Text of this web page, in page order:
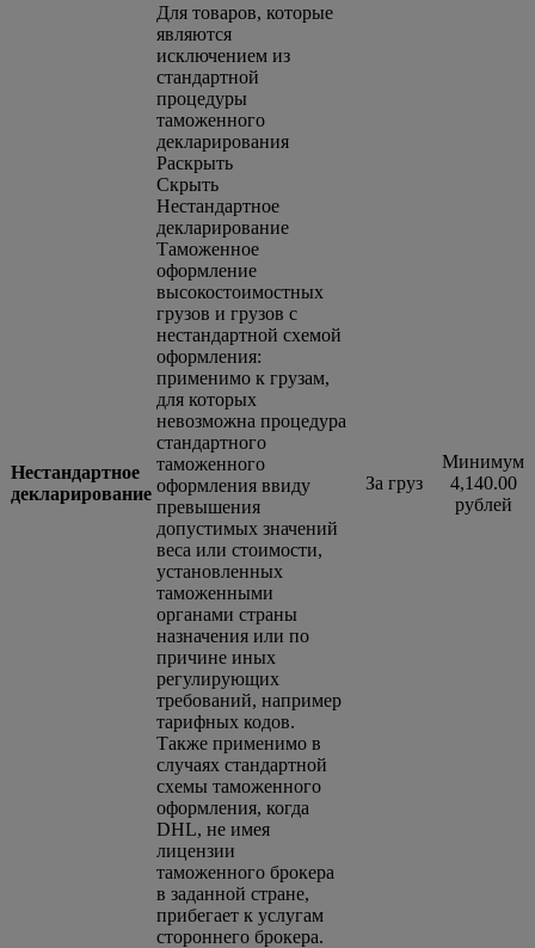
Нестандартное
декларирование
Для товаров, которые
являются
исключением из
стандартной
процедуры
таможенного
декларирования
Раскрыть
Скрыть
Нестандартное
декларирование
Таможенное
оформление
высокостоимостных
грузов и грузов с
нестандартной схемой
оформления:
применимо к грузам,
для которых
невозможна процедура
стандартного
таможенного
оформления ввиду
превышения
допустимых значений
веса или стоимости,
установленных
таможенными
органами страны
назначения или по
причине иных
регулирующих
требований, например
тарифных кодов.
Также применимо в
случаях стандартной
схемы таможенного
оформления, когда
DHL, не имея
лицензии
таможенного брокера
в заданной стране,
прибегает к услугам
стороннего брокера.
За груз
Минимум
4,140.00
рублей